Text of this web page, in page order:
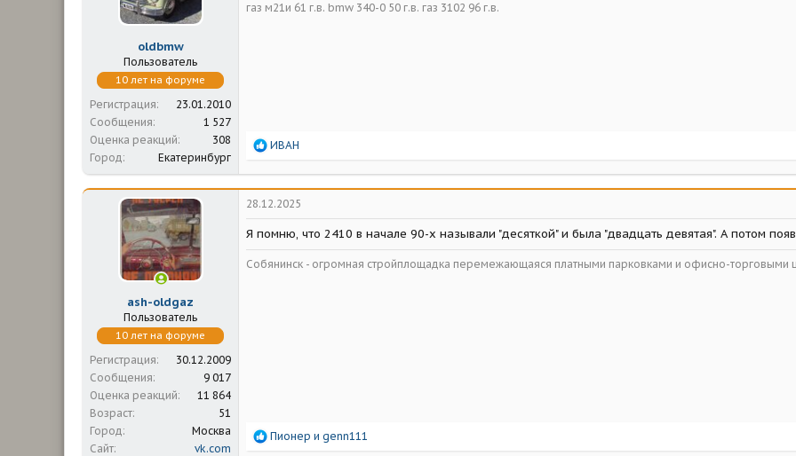
oldbmw
Пользователь
10 лет на форуме
Регистрация
23.01.2010
Сообщения
1 527
Оценка реакций
308
Город
Екатеринбург
газ м21и 61 г.в. bmw 340-0 50 г.в. газ 3102 96 г.в.
Р
а
к
ц
и
ИВАН
ash-oldgaz
Пользователь
10 лет на форуме
Регистрация
30.12.2009
Сообщения
9 017
Оценка реакций
11 864
Возраст
51
Город
Москва
Сайт
vk.com
28.12.2025
Я помню, что 2410 в начале 90-х называли "десяткой" и была "двадцать девятая". А потом
Собянинск - огромная стройплощадка перемежающаяся платными парковками и офисно-торговыми
Р
Пионер и genn111